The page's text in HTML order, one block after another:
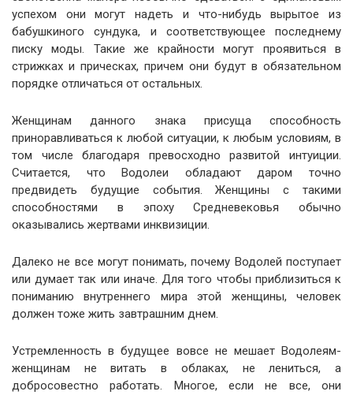
успехом они могут надеть и что-нибудь вырытое из
бабушкиного сундука, и соответствующее последнему
писку моды. Такие же крайности могут проявиться в
стрижках и прическах, причем они будут в обязательном
порядке отличаться от остальных.
Женщинам данного знака присуща способность
приноравливаться к любой ситуации, к любым условиям, в
том числе благодаря превосходно развитой интуиции.
Считается, что Водолеи обладают даром точно
предвидеть будущие события. Женщины с такими
способностями в эпоху Средневековья обычно
оказывались жертвами инквизиции.
Далеко не все могут понимать, почему Водолей поступает
или думает так или иначе. Для того чтобы приблизиться к
пониманию внутреннего мира этой женщины, человек
должен тоже жить завтрашним днем.
Устремленность в будущее вовсе не мешает Водолеям-
женщинам не витать в облаках, не лениться, а
добросовестно работать. Многое, если не все, они